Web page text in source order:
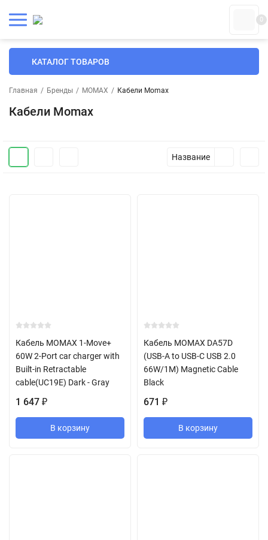
0
КАТАЛОГ ТОВАРОВ
Главная / Бренды / MOMAX / Кабели Momax
Кабели Momax
Название
Кабель MOMAX 1-Move+
60W 2-Port car charger with
Built-in Retractable
cable(UC19E) Dark - Gray
1 647 ₽
В корзину
Кабель MOMAX DA57D
(USB-A to USB-C USB 2.0
66W/1M) Magnetic Cable
Black
671 ₽
В корзину